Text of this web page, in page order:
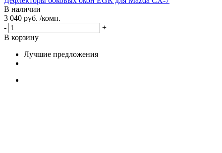
В наличии
3 040 руб. /комп.
-
+
В корзину
Лучшие предложения